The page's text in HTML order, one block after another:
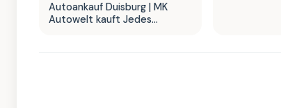
Autoankauf Duisburg | MK
Autowelt kauft Jedes